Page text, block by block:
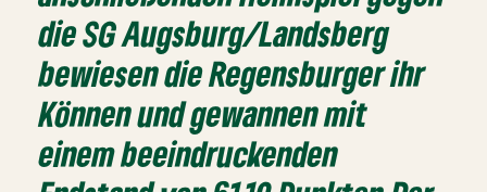
die SG Augsburg/Landsberg
bewiesen die Regensburger ihr
Können und gewannen mit
einem beeindruckenden